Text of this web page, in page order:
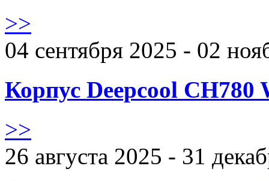
>>
04 сентября 2025 - 02
Корпус Deepcool CH780
>>
26 августа 2025 - 31